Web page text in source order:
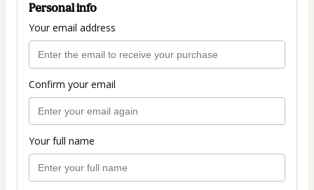
Personal info
Your email address
Confirm your email
Your full name